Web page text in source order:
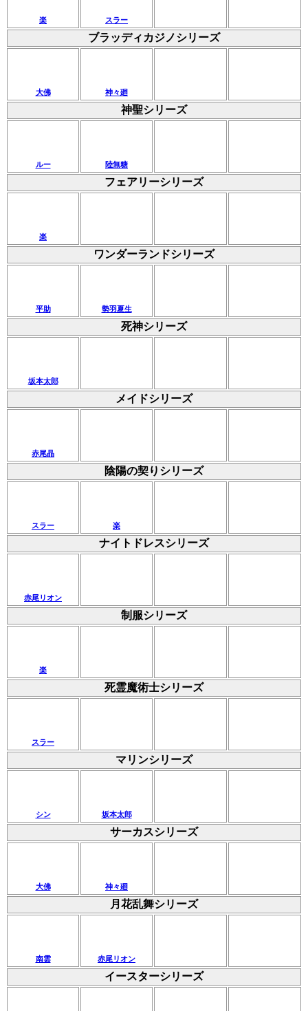
楽 スラー
ブラッディカジノシリーズ
大佛 神々廻
神聖シリーズ
ルー 陸無糖
フェアリーシリーズ
楽
ワンダーランドシリーズ
平助 勢羽夏生
死神シリーズ
坂本太郎
メイドシリーズ
赤尾晶
陰陽の契りシリーズ
スラー 楽
ナイトドレスシリーズ
赤尾リオン
制服シリーズ
楽
死霊魔術士シリーズ
スラー
マリンシリーズ
シン 坂本太郎
サーカスシリーズ
大佛 神々廻
月花乱舞シリーズ
南雲 赤尾リオン
イースターシリーズ